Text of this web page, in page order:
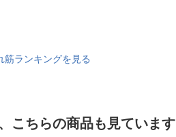
ランキングを見る
こちらの商品も見ています